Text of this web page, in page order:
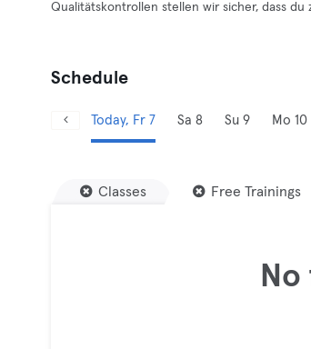
Qualitätskontrollen stellen wir sicher, dass
Schedule
Today, Fr 7 Sa 8 Su 9 Mo 10
Classes Free Trainings